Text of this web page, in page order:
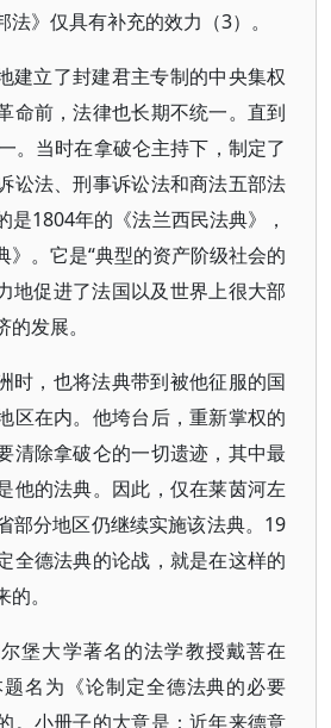
》仅具有补充的效力（3）。
建立了封建君主专制的中央集权
命前，法律也长期不统一。直到
。当时在拿破仑主持下，制定了
讼法、刑事诉讼法和商法五部法
是1804年的《法兰西民法典》，
》。它是“典型的资产阶级社会的
地促进了法国以及世界上很大部
发展。
时，也将法典带到被他征服的国
区在内。他垮台后，重新掌权的
清除拿破仑的一切遗迹，其中最
他的法典。因此，仅在莱茵河左
部分地区仍继续实施该法典。19
全德法典的论战，就是在这样的
。
堡大学著名的法学教授戴菩在
名为《论制定全德法典的必要
。小册子的大意是：近年来德意